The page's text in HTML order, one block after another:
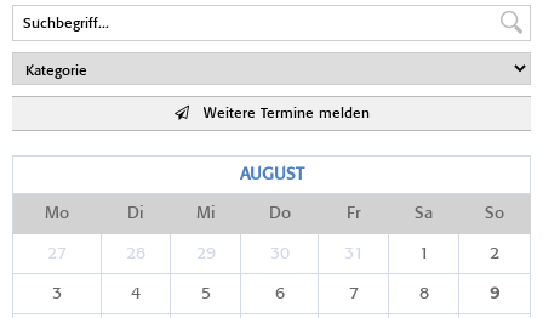
Weitere Termine melden
AUGUST
Mo Di Mi Do Fr Sa So
27 28 29 30 31 1 2
3 4 5 6 7 8 9